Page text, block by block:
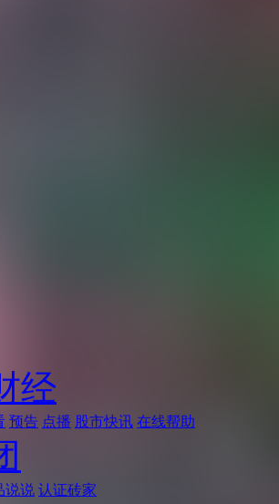
经
预告 点播 股市快讯 在线帮助
说说 认证砖家